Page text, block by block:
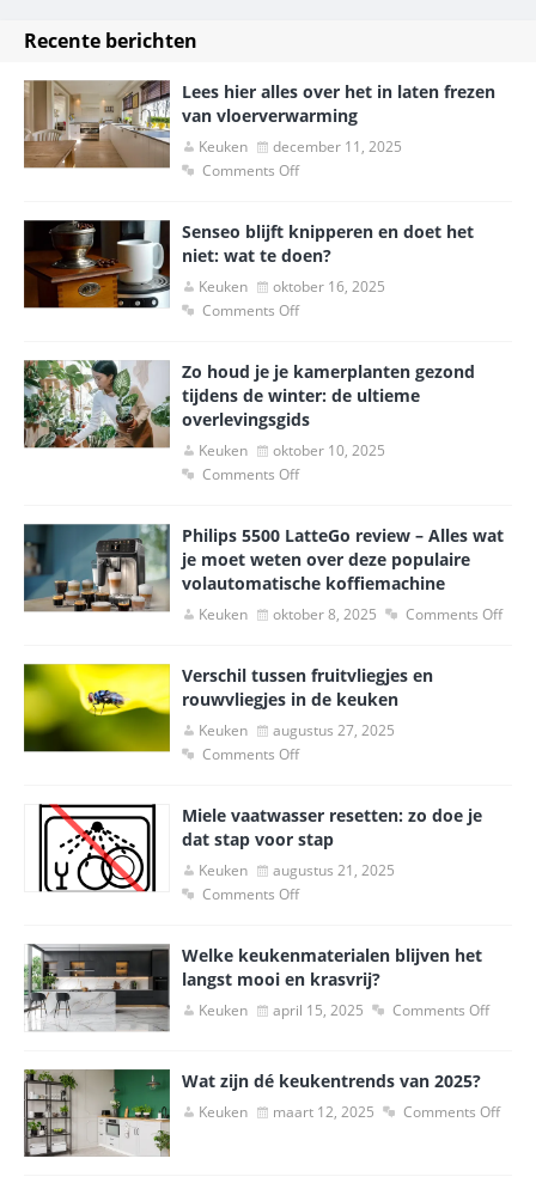
Recente berichten
Lees hier alles over het in laten frezen
van vloerverwarming
Keuken
december 11, 2025
Comments Off
Senseo blijft knipperen en doet het
niet: wat te doen?
Keuken
oktober 16, 2025
Comments Off
Zo houd je je kamerplanten gezond
tijdens de winter: de ultieme
overlevingsgids
Keuken
oktober 10, 2025
Comments Off
Philips 5500 LatteGo review – Alles wat
je moet weten over deze populaire
volautomatische koffiemachine
Keuken oktober 8, 2025 Comments Off
Verschil tussen fruitvliegjes en
rouwvliegjes in de keuken
Keuken
augustus 27, 2025
Comments Off
Miele vaatwasser resetten: zo doe je
dat stap voor stap
Keuken
augustus 21, 2025
Comments Off
Welke keukenmaterialen blijven het
langst mooi en krasvrij?
Keuken april 15, 2025 Comments Off
Wat zijn dé keukentrends van 2025?
Keuken maart 12, 2025 Comments Off